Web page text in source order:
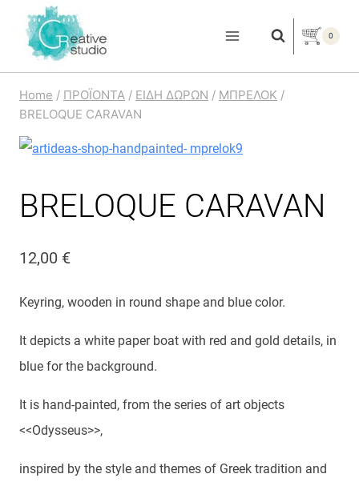
content
0
Home / ΠΡΟΪΟΝΤΑ / ΕΙΔΗ ΔΩΡΩΝ / ΜΠΡΕΛΟΚ /
BRELOQUE CARAVAN
BRELOQUE CARAVAN
12,00 €
Keyring, wooden in round shape and blue color.
It depicts a white paper boat with red and gold details, in
blue for the background.
It is hand-painted, from the series of art objects
<<Odysseus>>,
inspired by the style and themes of Greek tradition and